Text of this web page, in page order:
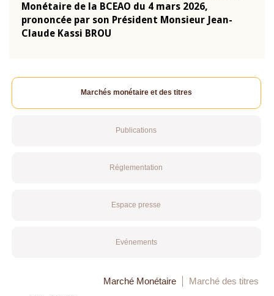
Monétaire de la BCEAO du 4 mars 2026,
prononcée par son Président Monsieur Jean-
Claude Kassi BROU
Marchés monétaire et des titres
Publications
Réglementation
Espace presse
Evénements
Marché Monétaire Marché des titres